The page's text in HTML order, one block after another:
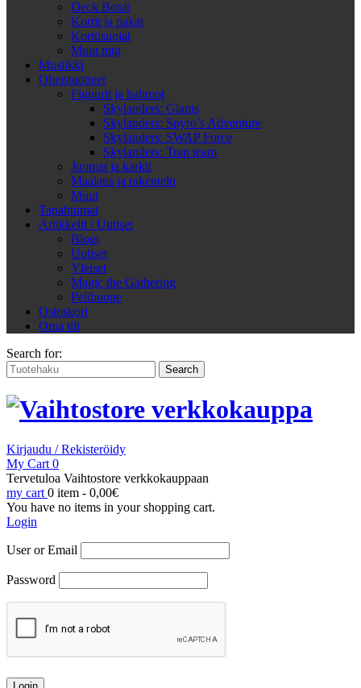
Deck Boxit
Kortit ja pakat
Korttisuojat
Muut mtg
Musiikki
Oheistuotteet
Figuurit ja hahmot
Skylanders: Giants
Skylanders: Spyro’s Adventure
Skylanders: SWAP Force
Skylanders: Trap team
Juomat ja karkit
Maalaus ja rakentelu
Muut
Tapahtumat
Artikkelit / Uutiset
Blogi
Uutiset
Yleiset
Magic the Gathering
Pelihuone
Ostoskori
Oma tili
Search for:
Kirjaudu / Rekisteröidy
My Cart 0
Tervetuloa Vaihtostore verkkokauppaan
my cart 0 item - 0,00€
You have no items in your shopping cart.
Login
User or Email
Password